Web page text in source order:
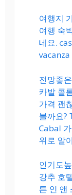
여행지
여행 숙
네요.
전망좋
카발 콜
가격 괜
볼까요?
Cabal
위로 알
인기도
강추 호
튼 인 앤